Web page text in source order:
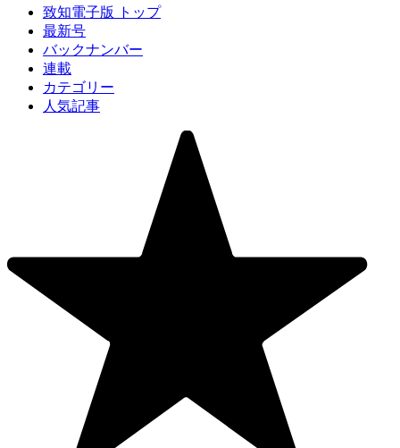
致知電子版 トップ
最新号
バックナンバー
連載
カテゴリー
人気記事